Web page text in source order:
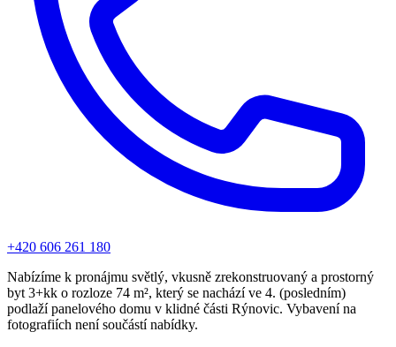
+420 606 261 180
Nabízíme k pronájmu světlý, vkusně zrekonstruovaný a prostorný
byt 3+kk o rozloze 74 m², který se nachází ve 4. (posledním)
podlaží panelového domu v klidné části Rýnovic. Vybavení na
fotografiích není součástí nabídky.